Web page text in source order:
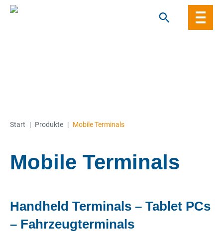
Start | Produkte | Mobile Terminals
Mobile Terminals
Handheld Terminals – Tablet PCs
– Fahrzeugterminals